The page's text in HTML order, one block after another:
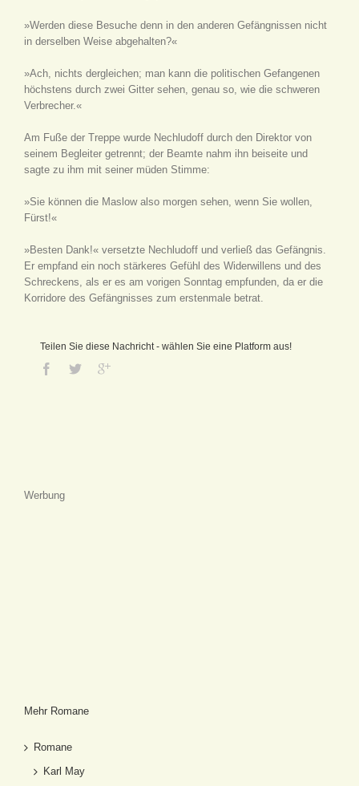
»Werden diese Besuche denn in den anderen Gefängnissen nicht
in derselben Weise abgehalten?«
»Ach, nichts dergleichen; man kann die politischen Gefangenen
höchstens durch zwei Gitter sehen, genau so, wie die schweren
Verbrecher.«
Am Fuße der Treppe wurde Nechludoff durch den Direktor von
seinem Begleiter getrennt; der Beamte nahm ihn beiseite und
sagte zu ihm mit seiner müden Stimme:
»Sie können die Maslow also morgen sehen, wenn Sie wollen,
Fürst!«
»Besten Dank!« versetzte Nechludoff und verließ das Gefängnis.
Er empfand ein noch stärkeres Gefühl des Widerwillens und des
Schreckens, als er es am vorigen Sonntag empfunden, da er die
Korridore des Gefängnisses zum erstenmale betrat.
Teilen Sie diese Nachricht - wählen Sie eine Platform aus!
Werbung
Mehr Romane
Romane
Karl May